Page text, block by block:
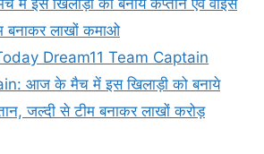
बनाकर लाखों कमाओ
Dream11 Team Captain
आज के मैच में इस खिलाड़ी को बनाये
जल्दी से टीम बनाकर लाखों करोड़